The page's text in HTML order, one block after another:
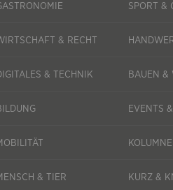
SPORT &
& RECHT
& TECHNIK BAUEN &
EVENTS
& TIER KURZ &